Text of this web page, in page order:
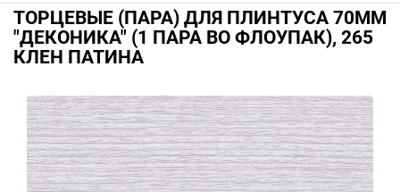
ТОРЦЕВЫЕ (ПАРА) ДЛЯ ПЛИНТУСА 70ММ
"ДЕКОНИКА" (1 ПАРА ВО ФЛОУПАК), 265
КЛЕН ПАТИНА